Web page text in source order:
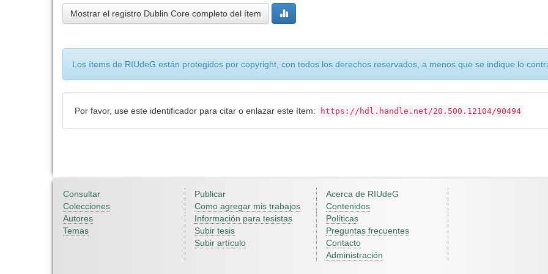
Mostrar el registro Dublin Core completo del ítem
Los ítems de RIUdeG están protegidos por copyright, con todos los derechos reservados, a menos que se indique lo
Por favor, use este identificador para citar o enlazar este ítem: https://hdl.handle.net/20.500.12104/90494
Consultar
Colecciones
Autores
Temas
Publicar
Como agregar mis trabajos
Información para tesistas
Subir tesis
Subir artículo
Acerca de RIUdeG
Contenidos
Políticas
Preguntas frecuentes
Contacto
Administración